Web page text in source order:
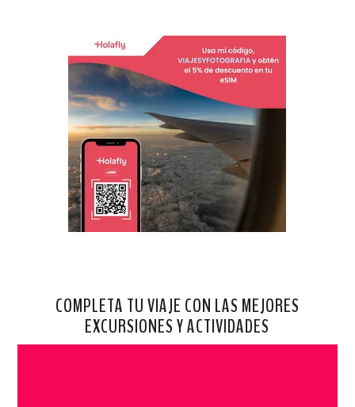
COMPLETA TU VIAJE CON LAS MEJORES
EXCURSIONES Y ACTIVIDADES